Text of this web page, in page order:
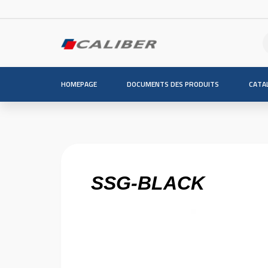
HOMEPAGE DOCUMENTS DES PRODUITS
SSG-BLACK